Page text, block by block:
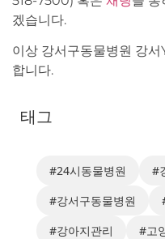
겠습니다.
이상 강서구동물병원 강
합니다.
태그
#24시동물병원
#
#강서구동물병원
#강아지관리
#고